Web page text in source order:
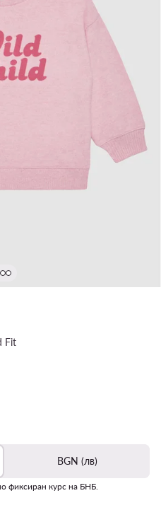
Fit
BGN (лв)
фиксиран курс на БНБ.